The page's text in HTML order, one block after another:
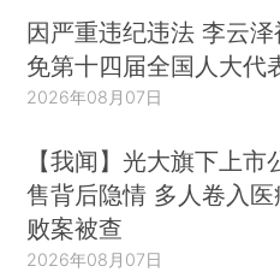
因严重违纪违法 李云
免第十四届全国人大代
2026年08月07日
【我闻】光大旗下上市
售背后隐情 多人卷入医
败案被查
2026年08月07日